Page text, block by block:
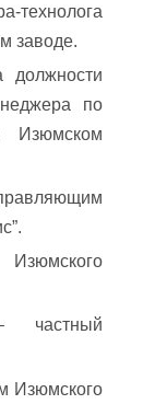
технолога
заводе.
по
Изюмского